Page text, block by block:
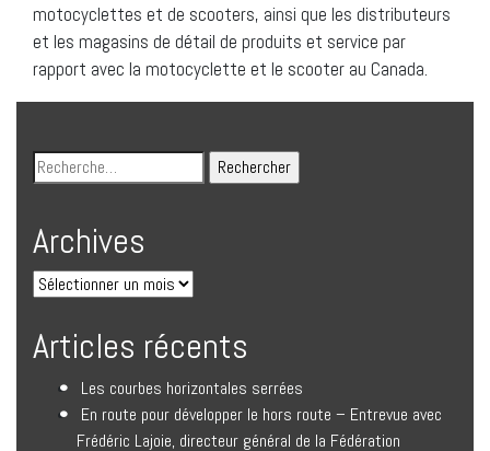
motocyclettes et de scooters, ainsi que les distributeurs
et les magasins de détail de produits et service par
rapport avec la motocyclette et le scooter au Canada.
Archives
Articles récents
Les courbes horizontales serrées
En route pour développer le hors route – Entrevue avec
Frédéric Lajoie, directeur général de la Fédération